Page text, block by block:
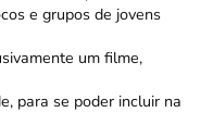
e grupos de jovens
um filme,
para se poder incluir na